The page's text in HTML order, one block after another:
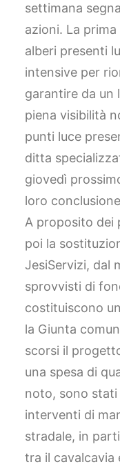
settimana
azioni. La
alberi presenti
intensive per
garantire da un
piena visibilità
punti luce
ditta
giovedì
loro
A proposito dei
poi la
JesiServizi, dal
sprovvisti di
costituiscono
la Giunta
scorsi il
una spesa di
noto, sono
interventi di
stradale, in
tra il cavalcavia